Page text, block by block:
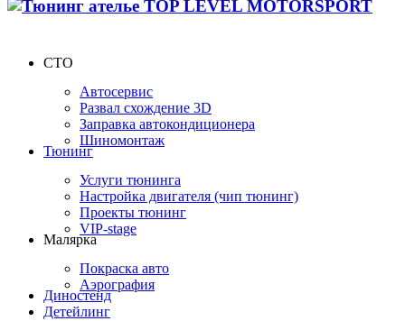
СТО
Автосервис
Развал схождение 3D
Заправка автокондиционера
Шиномонтаж
Тюнинг
Услуги тюнинга
Настройка двигателя (чип тюнинг)
Проекты тюнинг
VIP-stage
Малярка
Покраска авто
Аэрография
Диностенд
Детейлинг